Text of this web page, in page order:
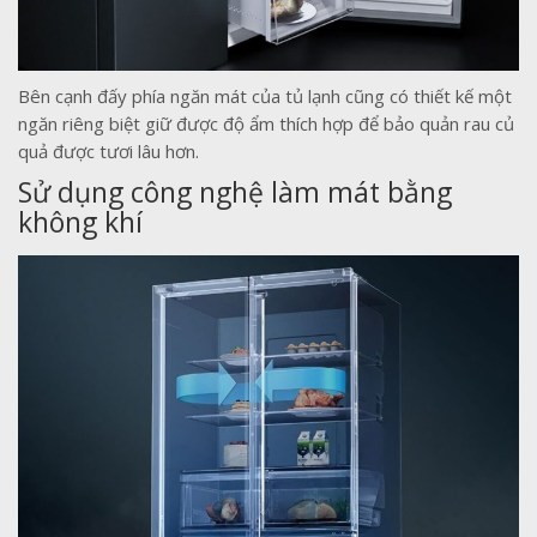
Bên cạnh đấy phía ngăn mát của tủ lạnh cũng có thiết kế một
ngăn riêng biệt giữ được độ ẩm thích hợp để bảo quản rau củ
quả được tươi lâu hơn.
Sử dụng công nghệ làm mát bằng
không khí